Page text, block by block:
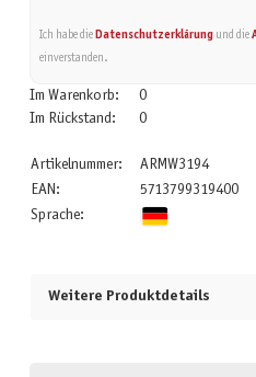
Ich habe die Datenschutzerklärungund die
einverstanden.
Im Warenkorb:
0
Im Rückstand:
0
Artikelnummer:
ARMW3194
EAN:
5713799319400
Sprache:
Weitere Produktdetails